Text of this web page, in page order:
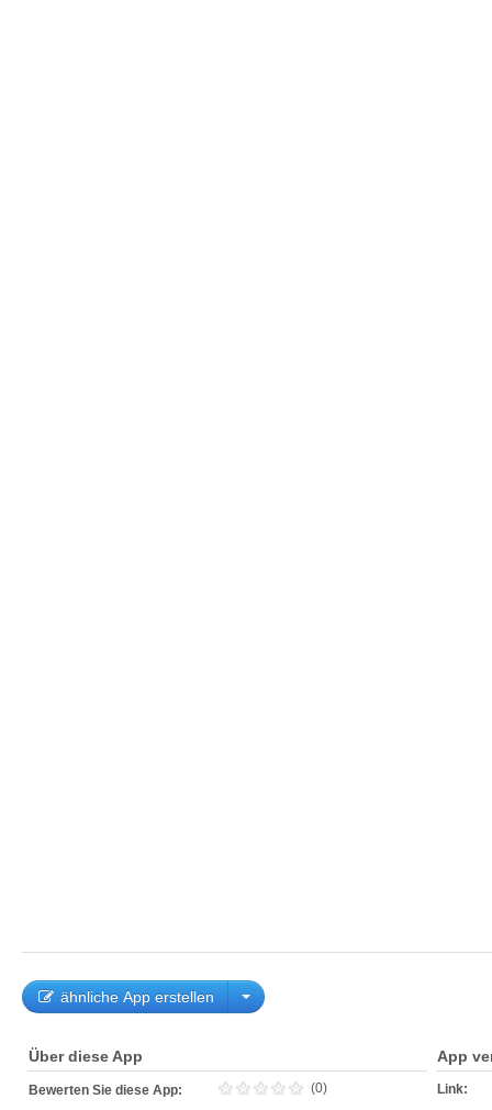
ähnliche App erstellen
Über diese App
Bewerten Sie diese App: (0)
App
Link: